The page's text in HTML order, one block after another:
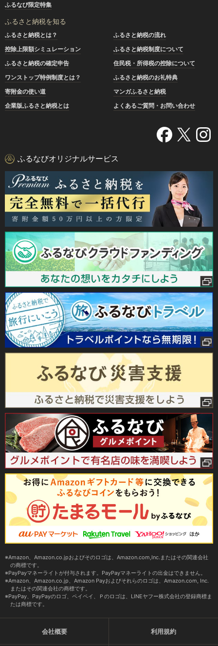
ふるなび限定特集
ふるさと納税を知る
ふるさと納税とは？
ふるさと納税の流れ
控除上限額シミュレーション
ふるさと納税制度について
ふるさと納税の確定申告
住民税・所得税の控除について
ワンストップ特例制度とは？
ふるさと納税のお礼特典
寄附金の使い道
マンガふるさと納税
企業版ふるさと納税とは
よくあるご質問・お問い合わせ
ふるなびオリジナルサービス
Amazon、Amazon.co.jpおよびそのロゴは、Amazon.com,Inc.またはその関連会社
の商標です。
PayPayマネーライトが付与されます。PayPayマネーライトの出金はできません。
Amazon、Amazon.co.jp、Amazon Payおよびそれらのロゴは、Amazon.com, Inc.
またはその関連会社の商標です。
PayPay、PayPayのロゴ、ペイペイ、Ｐのロゴは、LINEヤフー株式会社の登録商標ま
たは商標です。
会社概要 利用規約